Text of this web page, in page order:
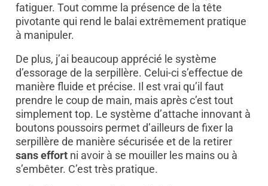
fatiguer. Tout comme la présence de la tête
pivotante qui rend le balai extrêmement pratique
à manipuler.
De plus, j’ai beaucoup apprécié le système
d’essorage de la serpillère. Celui-ci s’effectue de
manière fluide et précise. Il est vrai qu’il faut
prendre le coup de main, mais après c’est tout
simplement top. Le système d’attache innovant à
boutons poussoirs permet d’ailleurs de fixer la
serpillère de manière sécurisée et de la retirer
sans effortni avoir à se mouiller les mains ou à
s’embêter. C’est très pratique.